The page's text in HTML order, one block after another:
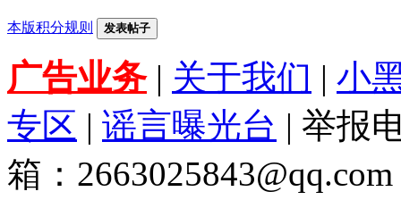
本版积分规则 发表帖子
广告业务| 关于我们 | 小
专区 | 谣言曝光台 | 举报
箱：2663025843@qq.com